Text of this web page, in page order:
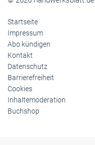
Startseite
Impressum
Abo kündigen
Kontakt
Datenschutz
Barrierefreiheit
Cookies
Inhaltemoderation
Buchshop